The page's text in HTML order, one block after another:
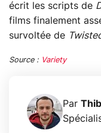
écrit les scripts de
films finalement
survoltée de
Source : Variety
Par